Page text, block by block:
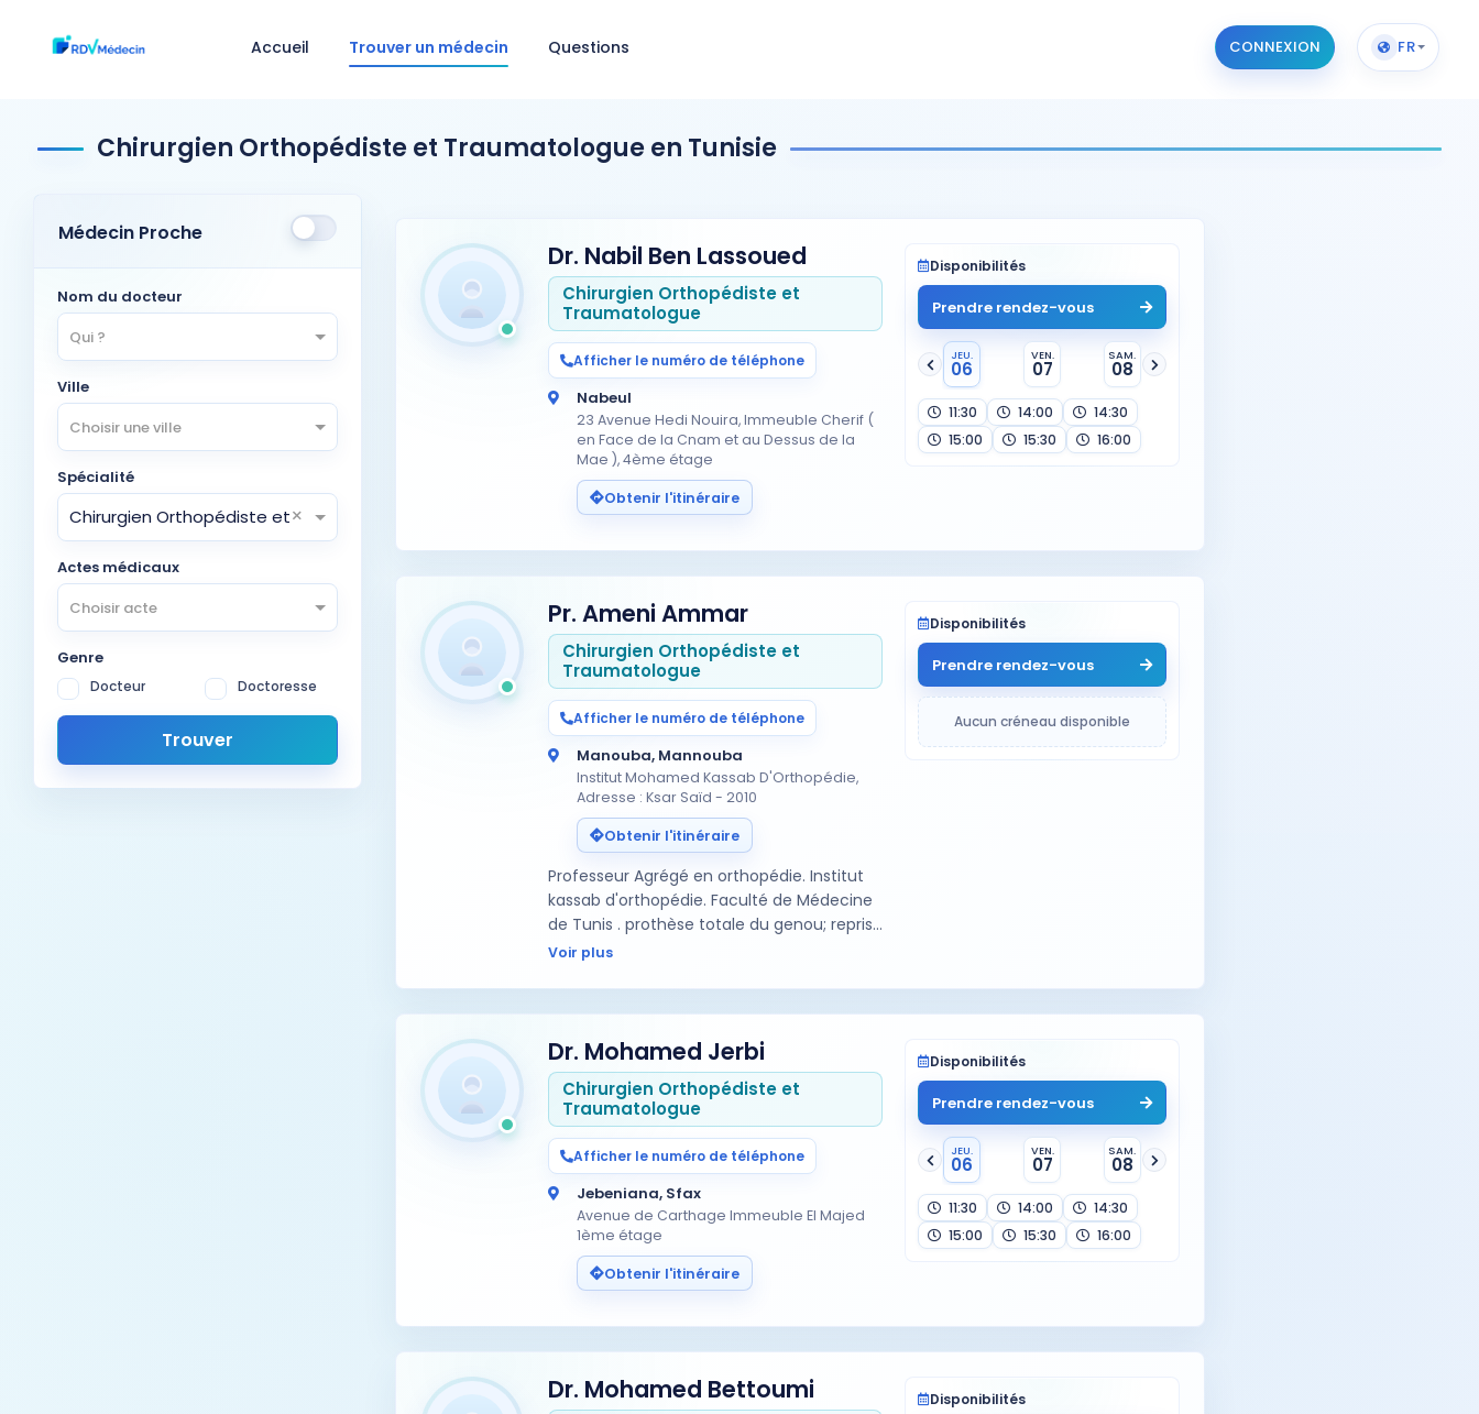
Accueil Trouver un médecin Questions CONNEXION FR
Chirurgien Orthopédiste et Traumatologue en Tunisie
Médecin Proche
Nom du docteur
Qui ?
Ville
Choisir une ville
Spécialité
Chirurgien Orthopédiste et Traumatologue
×
Actes médicaux
Choisir acte
Genre
Docteur Doctoresse
Trouver
Dr. Nabil Ben Lassoued
Chirurgien Orthopédiste et
Traumatologue
Afficher le numéro de téléphone
Nabeul
23 Avenue Hedi Nouira, Immeuble Cherif (
en Face de la Cnam et au Dessus de la
Mae ), 4ème étage
Obtenir l'itinéraire
Disponibilités
Prendre rendez-vous
JEU.
06
VEN.
07
SAM.
08
11:30 14:00
14:30
15:00
15:30 16:00
Pr. Ameni Ammar
Chirurgien Orthopédiste et
Traumatologue
Afficher le numéro de téléphone
Manouba, Mannouba
Institut Mohamed Kassab D'Orthopédie,
Adresse : Ksar Saïd - 2010
Obtenir l'itinéraire
Professeur Agrégé en orthopédie. Institut
kassab d'orthopédie. Faculté de Médecine
de Tunis . prothèse totale du genou; reprise
des prothèses totales du genou prise en
Voir plus
Disponibilités
Prendre rendez-vous
Aucun créneau disponible
Dr. Mohamed Jerbi
Chirurgien Orthopédiste et
Traumatologue
Afficher le numéro de téléphone
Jebeniana, Sfax
Avenue de Carthage Immeuble El Majed
1ème étage
Obtenir l'itinéraire
Disponibilités
Prendre rendez-vous
JEU.
06
VEN.
07
SAM.
08
11:30 14:00
14:30
15:00
15:30 16:00
Dr. Mohamed Bettoumi Disponibilités